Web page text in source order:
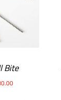
Bite